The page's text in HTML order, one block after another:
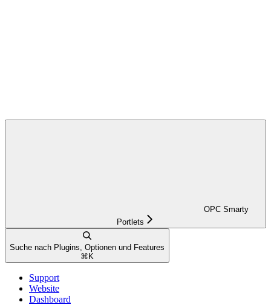
OPC Smarty
Portlets
Suche nach Plugins, Optionen und Features
⌘ K
Support
Website
Dashboard